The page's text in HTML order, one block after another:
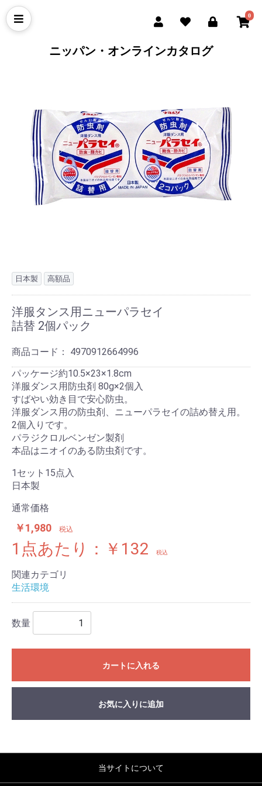
0
ニッパン・オンラインカタログ
日本製 高額品
洋服タンス用ニューパラセイ
詰替 2個パック
商品コード： 4970912664996
パッケージ約10.5×23×1.8cm
洋服ダンス用防虫剤 80g×2個入
すばやい効き目で安心防虫。
洋服ダンス用の防虫剤、ニューパラセイの詰め替え用。
2個入りです。
パラジクロルベンゼン製剤
本品はニオイのある防虫剤です。
1セット15点入
日本製
通常価格
￥1,980 税込
1点あたり：￥132 税込
関連カテゴリ
生活環境
数量
カートに入れる
お気に入りに追加
当サイトについて